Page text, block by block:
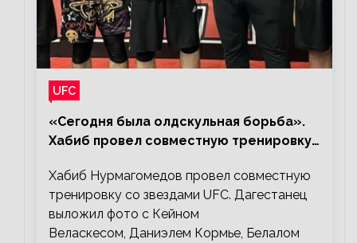
UFC
«Сегодня была олдскульная борьба».
Хабиб провел совместную тренировку
Хабиб Нурмагомедов провел совместную
тренировку со звездами UFC. Дагестанец
выложил фото с Кейном
Веласкесом, Даниэлем Кормье, Белалом